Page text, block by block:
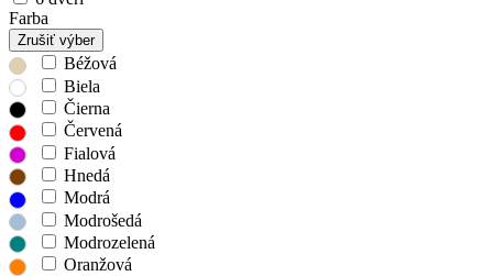
Farba
Zrušiť výber
Béžová
Biela
Čierna
Červená
Fialová
Hnedá
Modrá
Modrošedá
Modrozelená
Oranžová